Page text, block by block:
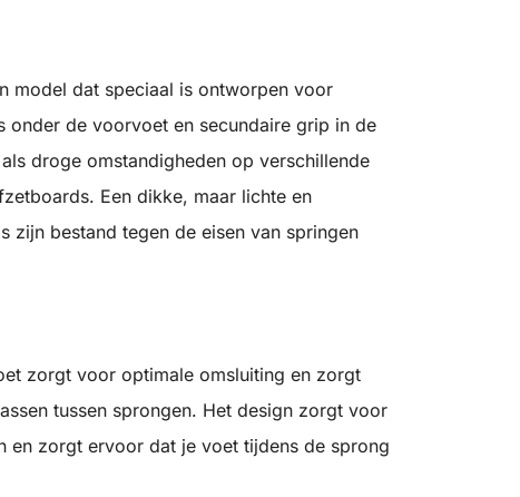
model dat speciaal is ontworpen voor
onder de voorvoet en secundaire grip in de
droge omstandigheden op verschillende
Een dikke, maar lichte en
zijn bestand tegen de eisen van springen
zorgt voor optimale omsluiting en zorgt
tussen sprongen. Het design zorgt voor
en zorgt ervoor dat je voet tijdens de sprong